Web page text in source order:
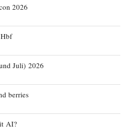
2026
Juli) 2026
berries
AI?